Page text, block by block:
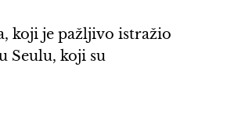
koji je pažljivo istražio
Seulu, koji su